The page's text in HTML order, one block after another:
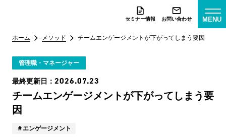
セミナー情報 お問い合わせ MENU
ホーム メソッド チームエンゲージメントが下がってしまう要因
管理職・マネージャー
最終更新日： 2026.07.23
チームエンゲージメントが下がってしまう要
因
エンゲージメント